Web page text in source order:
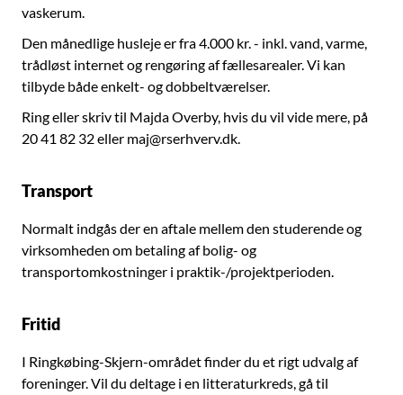
vaskerum.
Den månedlige husleje er fra 4.000 kr. - inkl. vand, varme,
trådløst internet og rengøring af fællesarealer. Vi kan
tilbyde både enkelt- og dobbeltværelser.
Ring eller skriv til Majda Overby, hvis du vil vide mere, på
20 41 82 32 eller maj@rserhverv.dk.
Transport
Normalt indgås der en aftale mellem den studerende og
virksomheden om betaling af bolig- og
transportomkostninger i praktik-/projektperioden.
Fritid
I Ringkøbing-Skjern-området finder du et rigt udvalg af
foreninger. Vil du deltage i en litteraturkreds, gå til